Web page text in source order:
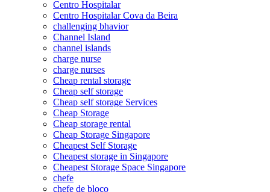
Centro Hospitalar
Centro Hospitalar Cova da Beira
challenging bhavior
Channel Island
channel islands
charge nurse
charge nurses
Cheap rental storage
Cheap self storage
Cheap self storage Services
Cheap Storage
Cheap storage rental
Cheap Storage Singapore
Cheapest Self Storage
Cheapest storage in Singapore
Cheapest Storage Space Singapore
chefe
chefe de bloco